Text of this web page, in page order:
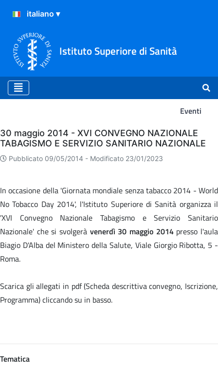
Istituto Superiore di Sanità
Eventi
Eventi
30 maggio 2014 - XVI CONVEGNO NAZIONALE
TABAGISMO E SERVIZIO SANITARIO NAZIONALE
Pubblicato 09/05/2014 - Modificato 23/01/2023
In occasione della 'Giornata mondiale senza tabacco 2014 - World
No Tobacco Day 2014', l'Istituto Superiore di Sanità organizza il
'XVI Convegno Nazionale Tabagismo e Servizio Sanitario
Nazionale' che si svolgerà venerdì 30 maggio 2014presso l'aula
Biagio D'Alba del Ministero della Salute, Viale Giorgio Ribotta, 5 -
Roma.
Scarica gli allegati in pdf (Scheda descrittiva convegno, Iscrizione,
Programma) cliccando su in basso.
Tematica